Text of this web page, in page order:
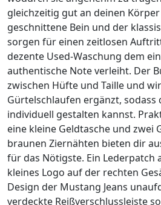
gleichzeitig gut an deinen
geschnittene Bein und der
sorgen für einen zeitlosen
dezente Used-Waschung dem
authentische Note verleiht. Der
zwischen Hüfte und Taille und
Gürtelschlaufen ergänzt, sodass
individuell gestalten kannst.
eine kleine Geldtasche und zwei
braunen Ziernähten bieten dir
für das Nötigste. Ein Lederpatch
kleines Logo auf der rechten
Design der Mustang Jeans
verdeckte Reißverschlussleiste